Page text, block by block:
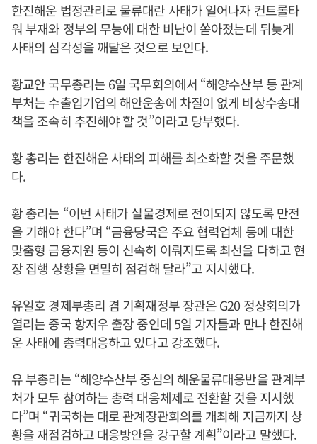
한진해운 법정관리로 물류대란 사태가 일어나자 컨트롤타
워 부재와 정부의 무능에 대한 비난이 쏟아졌는데 뒤늦게
사태의 심각성을 깨달은 것으로 보인다.
황교안 국무총리는 6일 국무회의에서 “해양수산부 등 관계
부처는 수출입기업의 해안운송에 차질이 없게 비상수송대
책을 조속히 추진해야 할 것”이라고 당부했다.
황 총리는 한진해운 사태의 피해를 최소화할 것을 주문했
다.
황 총리는 “이번 사태가 실물경제로 전이되지 않도록 만전
을 기해야 한다”며 “금융당국은 주요 협력업체 등에 대한
맞춤형 금융지원 등이 신속히 이뤄지도록 최선을 다하고 현
장 집행 상황을 면밀히 점검해 달라”고 지시했다.
유일호 경제부총리 겸 기획재정부 장관은 G20 정상회의가
열리는 중국 항저우 출장 중인데 5일 기자들과 만나 한진해
운 사태에 총력대응하고 있다고 강조했다.
유 부총리는 “해양수산부 중심의 해운물류대응반을 관계부
처가 모두 참여하는 총력 대응체제로 전환할 것을 지시했
다”며 “귀국하는 대로 관계장관회의를 개최해 지금까지 상
황을 재점검하고 대응방안을 강구할 계획”이라고 말했다.